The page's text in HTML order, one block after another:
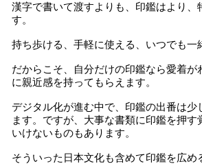
漢字で書いて渡すよりも、印鑑はより、
す。
持ち歩ける、手軽に使える、いつでも一
だからこそ、自分だけの印鑑なら愛着が
に親近感を持ってもらえます。
デジタル化が進む中で、印鑑の出番は少
ます。ですが、大事な書類に印鑑を押す
いけないものもあります。
そういった日本文化も含めて印鑑を広め